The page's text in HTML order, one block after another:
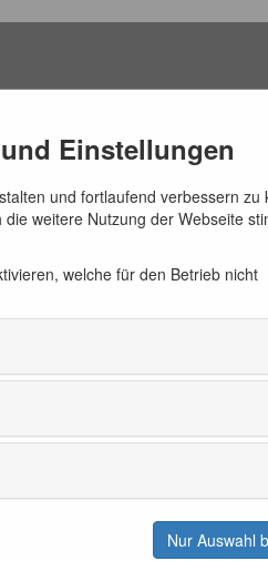
Einstellungen
und fortlaufend verbessern zu
weitere Nutzung der Webseite
welche für den Betrieb nicht
Nur Auswahl
PRÄSENTE